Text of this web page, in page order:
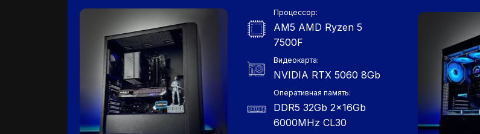
Процессор:
AM5 AMD Ryzen 5
7500F
Видеокарта:
NVIDIA RTX 5060 8Gb
Оперативная память:
DDR5 32Gb 2x16Gb
6000MHz СL30